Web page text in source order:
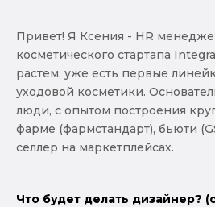
Привет! Я Ксения - HR
косметического стартапа
растем, уже есть первые
уходовой косметики.
люди, с опытом построения
фарме (фармстандарт), бьюти
селлер на маркетплейсах.
Что будет делать дизайнер?